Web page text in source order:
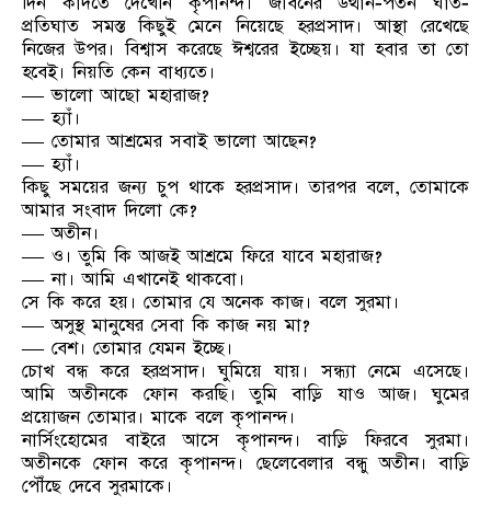
প্রতিঘাত সমস্ত কিছুই মেনে নিয়েছে হরপ্রসাদ। আস্থা রেখেছে
নিজের উপর। বিশ্বাস করেছে ঈশ্বরের ইচ্ছেয়। যা হবার তা তো
হবেই। নিয়তি কেন বাধ্যতে।
— ভালো আছো মহারাজ?
— হ্যাঁ।
— তোমার আশ্রমের সবাই ভালো আছেন?
— হ্যাঁ।
কিছু সময়ের জন্য চুপ থাকে হরপ্রসাদ। তারপর বলে, তোমাকে
আমার সংবাদ দিলো কে?
— অতীন।
— ও। তুমি কি আজই আশ্রমে ফিরে যাবে মহারাজ?
— না। আমি এখানেই থাকবো।
সে কি করে হয়। তোমার যে অনেক কাজ। বলে সুরমা।
— অসুস্থ মানুষের সেবা কি কাজ নয় মা?
— বেশ। তোমার যেমন ইচ্ছে।
চোখ বন্ধ করে হরপ্রসাদ। ঘুমিয়ে যায়। সন্ধ্যা নেমে এসেছে।
আমি অতীনকে ফোন করছি। তুমি বাড়ি যাও আজ। ঘুমের
প্রয়োজন তোমার। মাকে বলে কৃপানন্দ।
নার্সিংহোমের বাইরে আসে কৃপানন্দ। বাড়ি ফিরবে সুরমা।
অতীনকে ফোন করে কৃপানন্দ। ছেলেবেলার বন্ধু অতীন। বাড়ি
পৌঁছে দেবে সুরমাকে।